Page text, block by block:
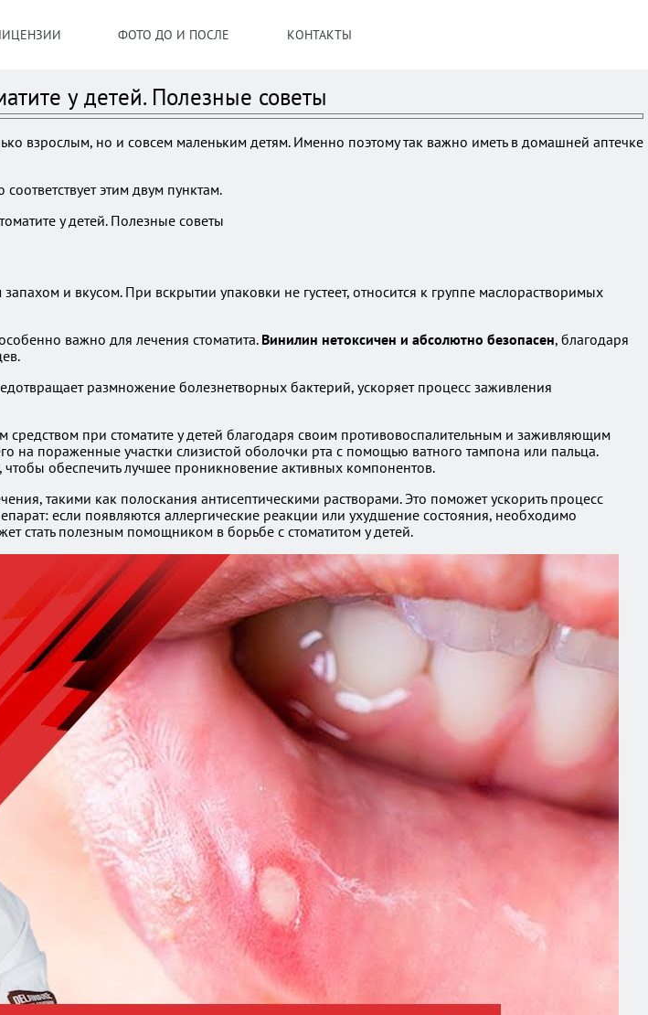
ФОТО ДО И ПОСЛЕ КОНТАКТЫ
у детей. Полезные советы
взрослым, но и совсем маленьким детям. Именно поэтому так важно иметь в домашней аптечке
этим двум пунктам.
и вкусом. При вскрытии упаковки не густеет, относится к группе маслорастворимых
важно для лечения стоматита. Винилин нетоксичен и абсолютно безопасен, благодаря
размножение болезнетворных бактерий, ускоряет процесс заживления
при стоматите у детей благодаря своим противовоспалительным и заживляющим
на пораженные участки слизистой оболочки рта с помощью ватного тампона или пальца.
обеспечить лучшее проникновение активных компонентов.
такими как полоскания антисептическими растворами. Это поможет ускорить процесс
если появляются аллергические реакции или ухудшение состояния, необходимо
стать полезным помощником в борьбе с стоматитом у детей.